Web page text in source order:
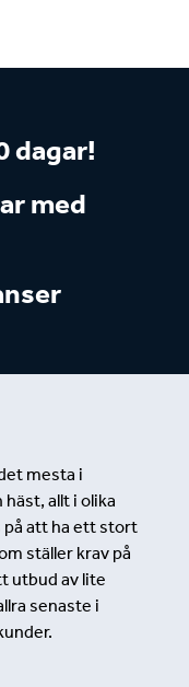
dagar!
med
mesta i
allt i olika
på att ha ett stort
ställer krav på
utbud av lite
senaste i